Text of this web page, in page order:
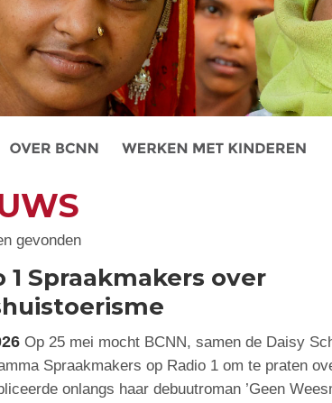
gevonden
1 Spraakmakers over
Op 25 mei mocht BCNN, samen de Daisy
Spraakmakers op Radio 1 om te praten
onlangs haar debuutroman ’Geen